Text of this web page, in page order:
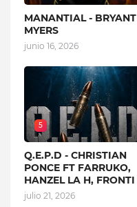
MANANTIAL - BRYANT
MYERS
junio 16, 2026
5
Q.E.P.D - CHRISTIAN
PONCE FT FARRUKO,
HANZEL LA H, FRONTI
julio 21, 2026